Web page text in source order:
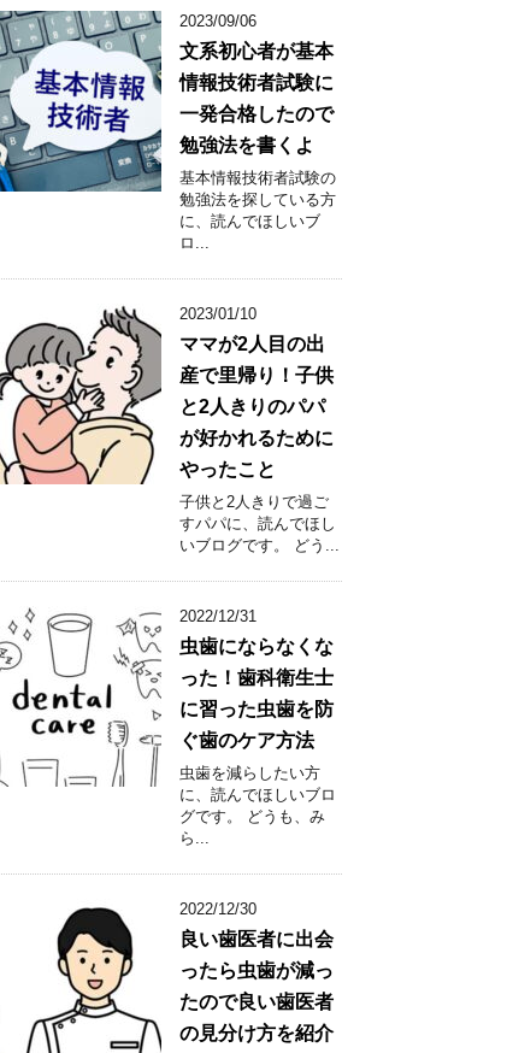
2023/09/06
文系初心者が基本
情報技術者試験に
一発合格したので
勉強法を書くよ
基本情報技術者試験の
勉強法を探している方
に、読んでほしいブ
ロ...
2023/01/10
ママが2人目の出
産で里帰り！子供
と2人きりのパパ
が好かれるために
やったこと
子供と2人きりで過ご
すパパに、読んでほし
いブログです。 どう...
2022/12/31
虫歯にならなくな
った！歯科衛生士
に習った虫歯を防
ぐ歯のケア方法
虫歯を減らしたい方
に、読んでほしいブロ
グです。 どうも、み
ら...
2022/12/30
良い歯医者に出会
ったら虫歯が減っ
たので良い歯医者
の見分け方を紹介